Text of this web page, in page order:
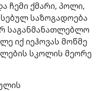
ჩემი ქმარი, პოლი,
საზოგადოება
საგანმანათლებლო
იქ იეჰოვას მოწმე
სკოლის მეორე